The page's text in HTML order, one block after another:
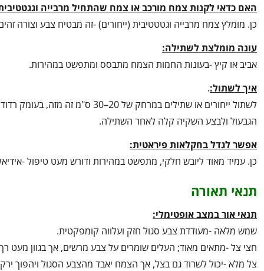
האם כדאי לקנות צמח מורכב או צמח שהתחיל מרבייה
כן. מומלץ צמח מרבייה וגטטטיבית (ייחורים) -זה מבטיח צבע וצורה
עונה מומלצת לשתילה:
אביב או קיץ -בעונות החמות הצמח מתבסס ומתפשט במהירות.
איך לשתול:.
לשתול ייחורים או שתילים
הגבעול ולבצע השקיה קלה לאחר השתילה.
אפשר לגדל בחקלאות פיראטית:
כן. עמיד מאוד ליובש חלקי, מתפשט במהירות ודורש מעט טיפול -
תנאי תאורה
תנאי אור במצב אופטימלי:
שמש מלאה -מעודדת צבע סגול חזק ועלווה קומפקטית.
חצי צל -מתאים מאוד; העלים שומרים על צבע מרשים, אך בגוון מעט רך
צל מלא -יכול לשרוד גם בצל, אך הצמח יאבד מהצבע הסגול ויהפוך